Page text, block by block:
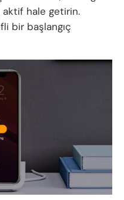
aktif hale getirin.
bir başlangıç